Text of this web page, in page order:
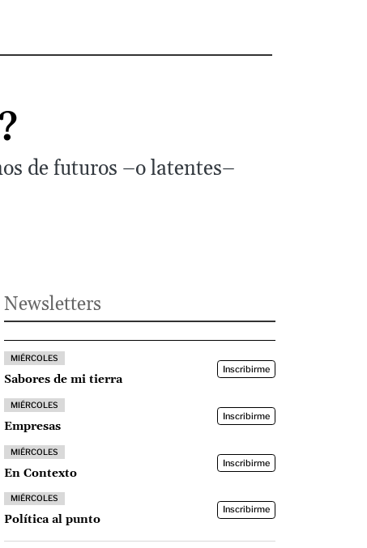
de futuros –o latentes–
Newsletters
MIÉRCOLES
Sabores de mi tierra
Inscribirme
MIÉRCOLES
Empresas
Inscribirme
MIÉRCOLES
En Contexto
Inscribirme
MIÉRCOLES
Política al punto
Inscribirme